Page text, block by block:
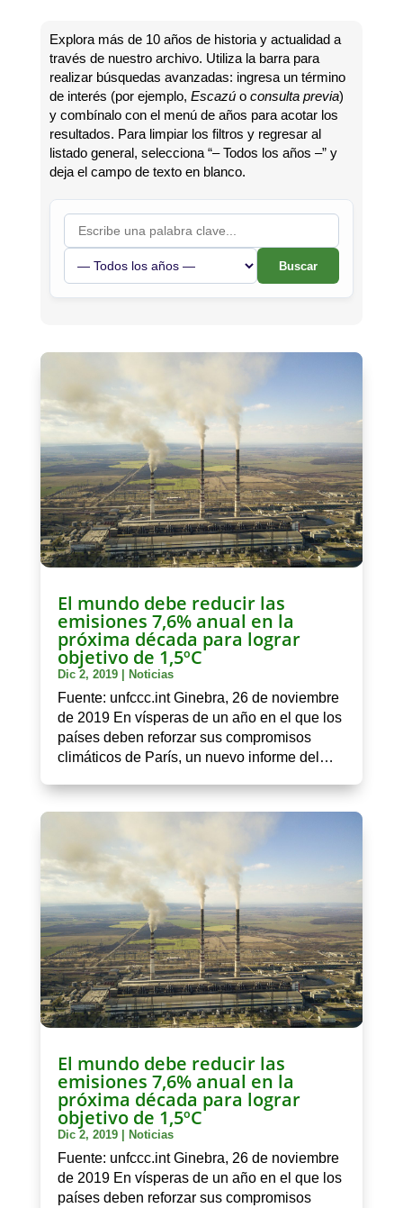
Explora más de 10 años de historia y actualidad a
través de nuestro archivo. Utiliza la barra para
realizar búsquedas avanzadas: ingresa un término
de interés (por ejemplo, Escazúo consulta previa)
y combínalo con el menú de años para acotar los
resultados. Para limpiar los filtros y regresar al
listado general, selecciona “– Todos los años –” y
deja el campo de texto en blanco.
Buscar
El mundo debe reducir las
emisiones 7,6% anual en la
próxima década para lograr
objetivo de 1,5ºC
Dic 2, 2019| Noticias
Fuente: unfccc.int Ginebra, 26 de noviembre
de 2019 En vísperas de un año en el que los
países deben reforzar sus compromisos
climáticos de París, un nuevo informe del…
El mundo debe reducir las
emisiones 7,6% anual en la
próxima década para lograr
objetivo de 1,5ºC
Dic 2, 2019| Noticias
Fuente: unfccc.int Ginebra, 26 de noviembre
de 2019 En vísperas de un año en el que los
países deben reforzar sus compromisos